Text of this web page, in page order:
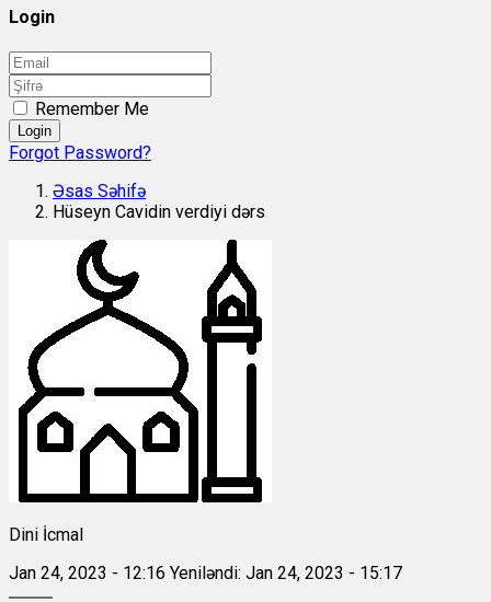
Login
Remember Me
Login
Forgot Password?
Əsas Səhifə
Hüseyn Cavidin verdiyi dərs
Dini İcmal
Jan 24, 2023 - 12:16 Yeniləndi: Jan 24, 2023 - 15:17